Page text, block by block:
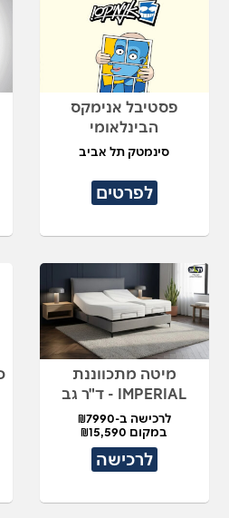
פסטיבל אנימקס
הבינלאומי
סינמטק תל אביב
לפרטים
מיטה מתכווננת
IMPERIAL - ד"ר גב
לרכישה ב-₪7990
במקום ₪15,590
לרכישה